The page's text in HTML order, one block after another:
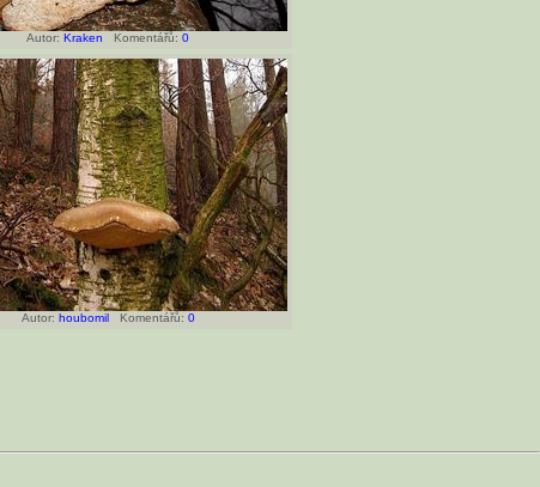
Autor: Kraken Komentářů: 0
Autor: houbomilKomentářů: 0